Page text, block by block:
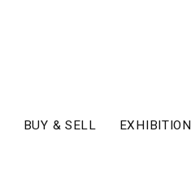
BUY & SELL EXHIBITION